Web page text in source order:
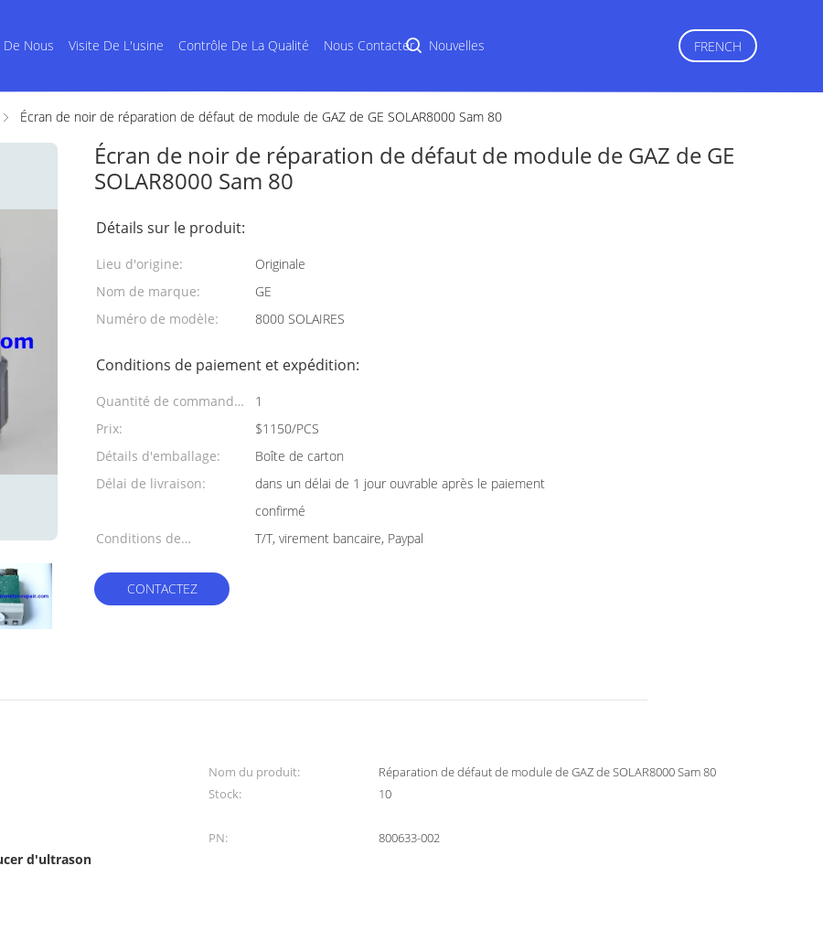
De Nous Visite De L'usine Contrôle De La Qualité Nous Contacter Nouvelles FRENCH
Écran de noir de réparation de défaut de module de GAZ de GE SOLAR8000 Sam 80
Écran de noir de réparation de défaut de module de GAZ de GE
SOLAR8000 Sam 80
Détails sur le produit:
Lieu d'origine:
Originale
Nom de marque:
GE
Numéro de modèle:
8000 SOLAIRES
Conditions de paiement et expédition:
Quantité de commande
min:
1
Prix:
$1150/PCS
Détails d'emballage:
Boîte de carton
Délai de livraison:
dans un délai de 1 jour ouvrable après le paiement
confirmé
Conditions de
T/T, virement bancaire, Paypal
CONTACTEZ
Nom du produit:
Réparation de défaut de module de GAZ de SOLAR8000 Sam 80
Stock: 10
PN:
800633-002
d'ultrason